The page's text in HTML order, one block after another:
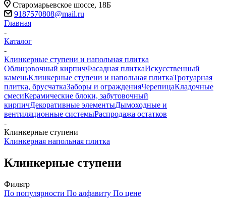
Старомарьевское шоссе, 18Б
9187570808@mail.ru
Главная
-
Каталог
-
Клинкерные ступени и напольная плитка
Облицовочный кирпичФасадная плиткаИскусственный
каменьКлинкерные ступени и напольная плиткаТротуарная
плитка, брусчаткаЗаборы и огражденияЧерепицаКладочные
смесиКерамические блоки, забутовочный
кирпичДекоративные элементыДымоходные и
вентиляционные системыРаспродажа остатков
-
Клинкерные ступени
Клинкерная напольная плитка
Клинкерные ступени
Фильтр
По популярности По алфавиту По цене